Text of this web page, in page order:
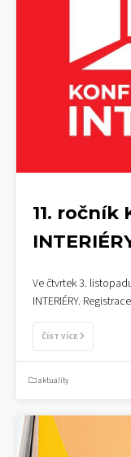
11. ročník
Ve čtvrtek 3.
INTERIÉRY.
ČÍST VÍCE
aktuality